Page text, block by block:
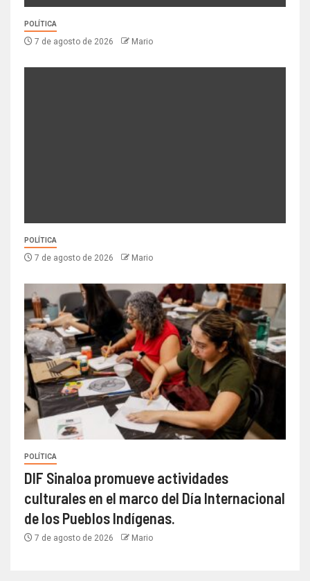
POLÍTICA
7 de agosto de 2026 Mario
POLÍTICA
7 de agosto de 2026 Mario
POLÍTICA
DIF Sinaloa promueve actividades
culturales en el marco del Día Internacional
de los Pueblos Indígenas.
7 de agosto de 2026 Mario